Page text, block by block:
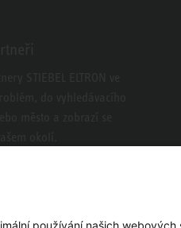
používání našich webových